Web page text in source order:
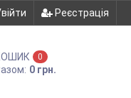
Реєстрація
0
0 грн.